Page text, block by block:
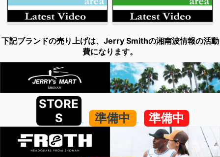
下記ブランドの売り上げは、Jerry Smithの湘南波情報の活動
費になります。
STORE
S
準備中 準備中